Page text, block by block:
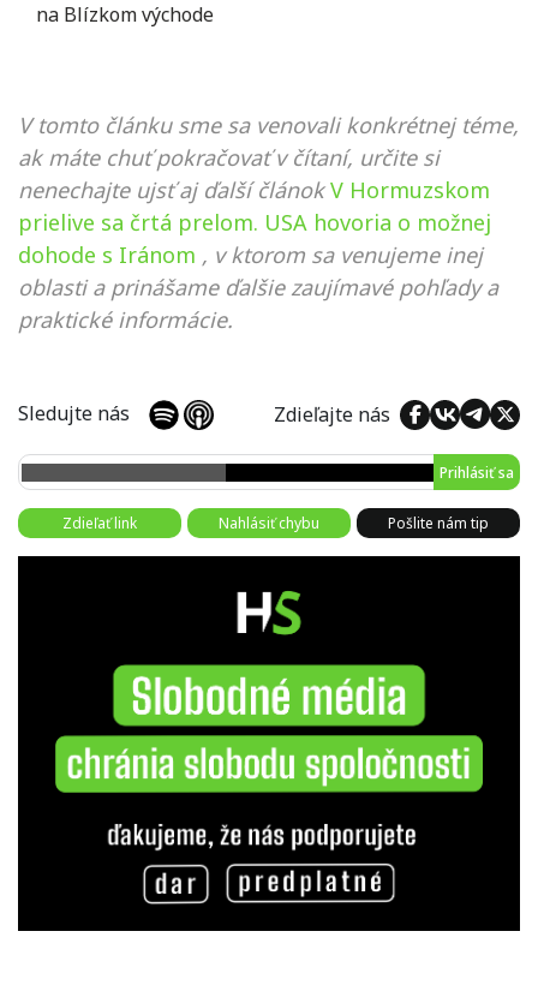
na Blízkom východe
V tomto článku sme sa venovali konkrétnej téme,
ak máte chuť pokračovať v čítaní, určite si
nenechajte ujsť aj ďalší článok V Hormuzskom
prielive sa črtá prelom. USA hovoria o možnej
dohode s Iránom , v ktorom sa venujeme inej
oblasti a prinášame ďalšie zaujímavé pohľady a
praktické informácie.
Sledujte nás Zdieľajte nás
Prihlásiť sa
Zdieľať link Nahlásiť chybu Pošlite nám tip